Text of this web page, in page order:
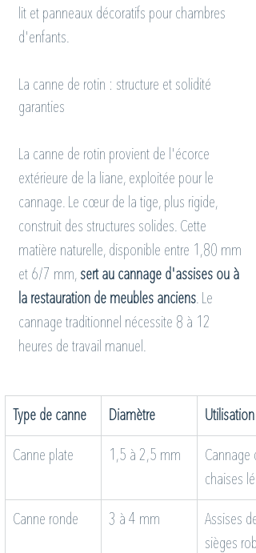
lit et panneaux décoratifs pour chambres
d'enfants.
La canne de rotin : structure et solidité
garanties
La canne de rotin provient de l'écorce
extérieure de la liane, exploitée pour le
cannage. Le cœur de la tige, plus rigide,
construit des structures solides. Cette
matière naturelle, disponible entre 1,80 mm
et 6/7 mm, sert au cannage d'assises ou à
la restauration de meubles anciens. Le
cannage traditionnel nécessite 8 à 12
heures de travail manuel.
Type de canne Diamètre Utilisation
Canne plate 1,5 à 2,5 mm
Cannage
chaises
Canne ronde 3 à 4 mm
Assises de
sièges